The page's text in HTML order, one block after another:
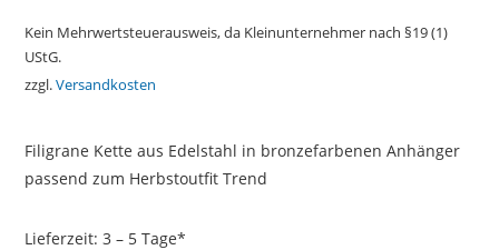
Kein Mehrwertsteuerausweis, da Kleinunternehmer nach §19 (1)
UStG.
zzgl.Versandkosten
Filigrane Kette aus Edelstahl in bronzefarbenen Anhänger
passend zum Herbstoutfit Trend
Lieferzeit:3 – 5 Tage*